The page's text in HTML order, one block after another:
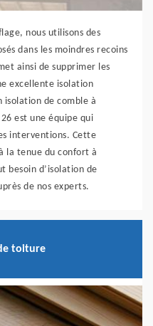
nous utilisons des
dans les moindres recoins
ainsi de supprimer les
excellente isolation
de comble à
est une équipe qui
interventions. Cette
la tenue du confort à
besoin d’isolation de
de nos experts.
toiture